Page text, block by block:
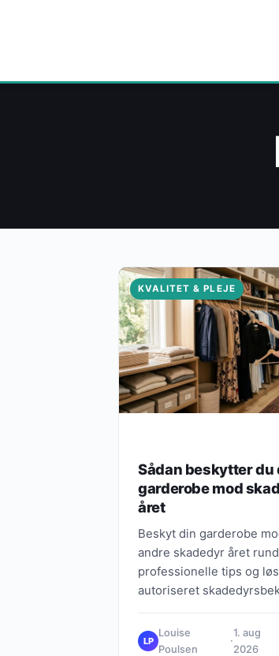
KVALITET & PLEJE
Sådan beskytter du
garderobe mod
året
Beskyt din garderobe
andre skadedyr året
professionelle tips og
autoriseret
LP
Louise
Poulsen
·
1. aug
2026